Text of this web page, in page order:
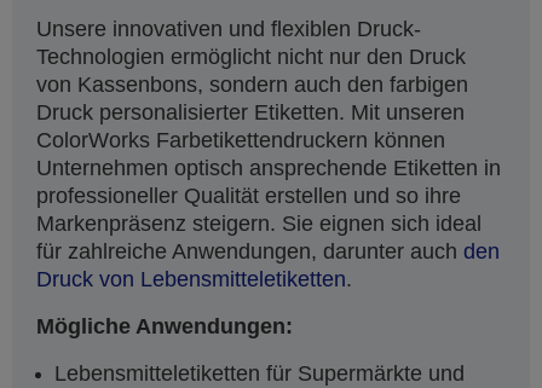
Unsere innovativen und flexiblen Druck-
Technologien ermöglicht nicht nur den Druck
von Kassenbons, sondern auch den farbigen
Druck personalisierter Etiketten. Mit unseren
ColorWorks Farbetikettendruckern können
Unternehmen optisch ansprechende Etiketten in
professioneller Qualität erstellen und so ihre
Markenpräsenz steigern. Sie eignen sich ideal
für zahlreiche Anwendungen, darunter auch den
Druck von Lebensmitteletiketten.
Mögliche Anwendungen:
Lebensmitteletiketten für Supermärkte und